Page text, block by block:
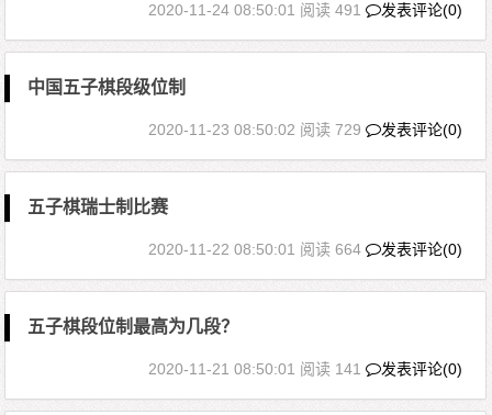
2020-11-24 08:50:01 阅读 491 发表评论(0)
中国五子棋段级位制
2020-11-23 08:50:02 阅读 729 发表评论(0)
五子棋瑞士制比赛
2020-11-22 08:50:01 阅读 664 发表评论(0)
五子棋段位制最高为几段？
2020-11-21 08:50:01 阅读 141 发表评论(0)